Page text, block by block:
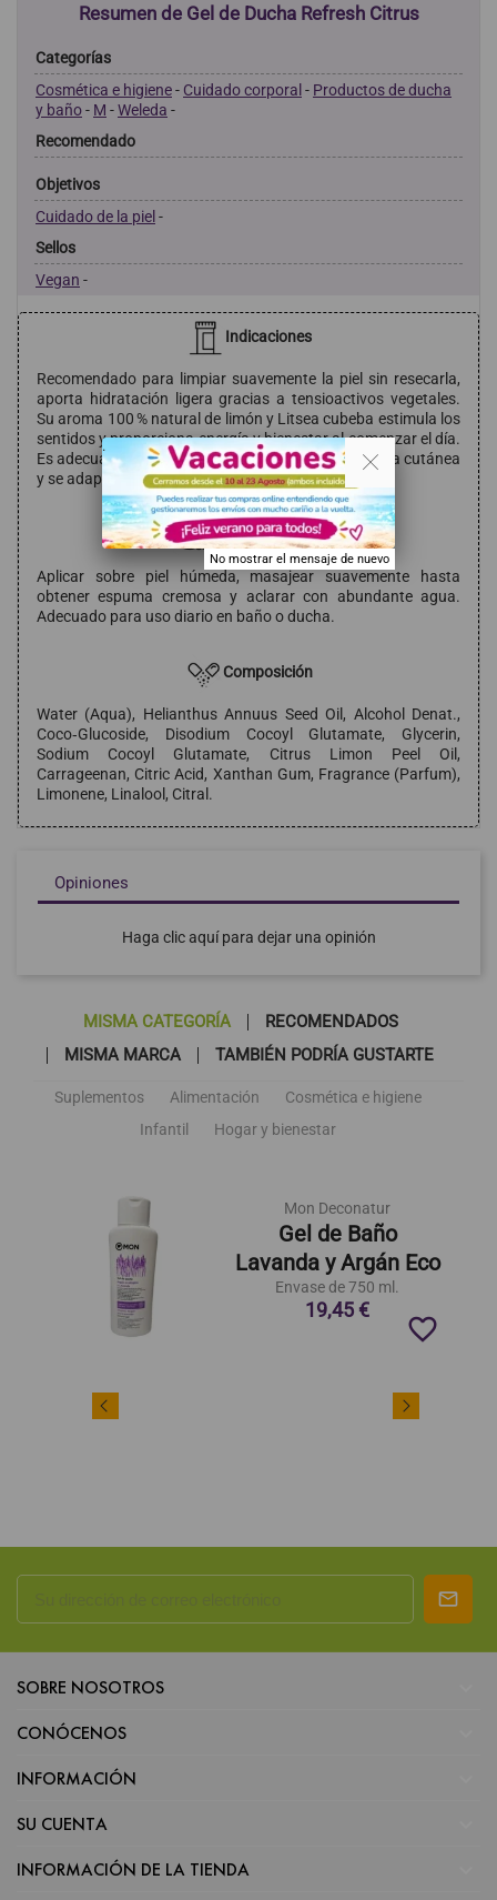
Resumen de Gel de Ducha Refresh Citrus
Categorías
Cosmética e higiene- Cuidado corporal- Productos de ducha
y baño- M -Weleda -
Recomendado
Objetivos
Cuidado de la piel-
Sellos
Vegan -
Indicaciones
Recomendado para limpiar suavemente la piel sin resecarla,
aporta hidratación ligera gracias a tensioactivos vegetales.
Su aroma 100 % natural de limón y Litsea cubeba estimula los
sentidos y proporciona energía y bienestar al comenzar el día.
Es adecuado para pieles sensibles, protege la barrera cutánea
y se adapta a toda la familia.
Modo de empleo
Aplicar sobre piel húmeda, masajear suavemente hasta
obtener espuma cremosa y aclarar con abundante agua.
Adecuado para uso diario en baño o ducha.
Composición
Water (Aqua), Helianthus Annuus Seed Oil, Alcohol Denat.,
Coco‑Glucoside, Disodium Cocoyl Glutamate, Glycerin,
Sodium Cocoyl Glutamate, Citrus Limon Peel Oil,
Carrageenan, Citric Acid, Xanthan Gum, Fragrance (Parfum),
Limonene, Linalool, Citral.
Opiniones
Haga clic aquí para dejar una opinión
MISMA CATEGORÍA
RECOMENDADOS
MISMA MARCA
TAMBIÉN PODRÍA GUSTARTE
Suplementos Alimentación
Cosmética e higiene
Infantil
Hogar y bienestar
Mon Deconatur
Gel de Baño
Lavanda y Argán Eco
Envase de 750 ml.
19,45 €
favorite_border
SOBRE NOSOTROS
CONÓCENOS
INFORMACIÓN
SU CUENTA
INFORMACIÓN DE LA TIENDA
. .
No mostrar el mensaje de nuevo